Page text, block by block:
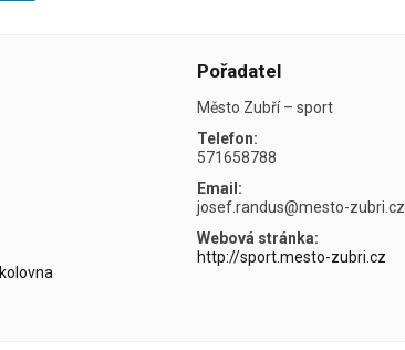
Pořadatel
Město Zubří – sport
Telefon:
571658788
Email:
josef.randus@mesto-zubri.cz
Webová stránka:
http://sport.mesto-zubri.cz